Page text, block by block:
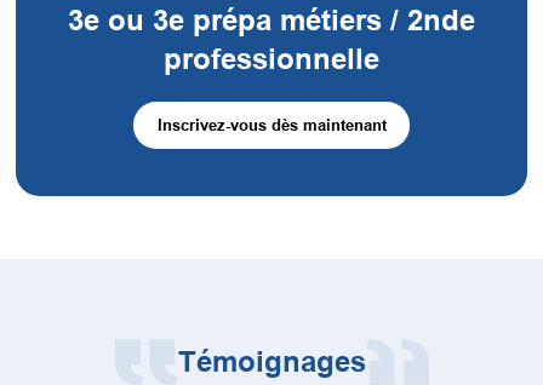
3e ou 3e prépa métiers / 2nde
professionnelle
Inscrivez-vous dès maintenant
Témoignages